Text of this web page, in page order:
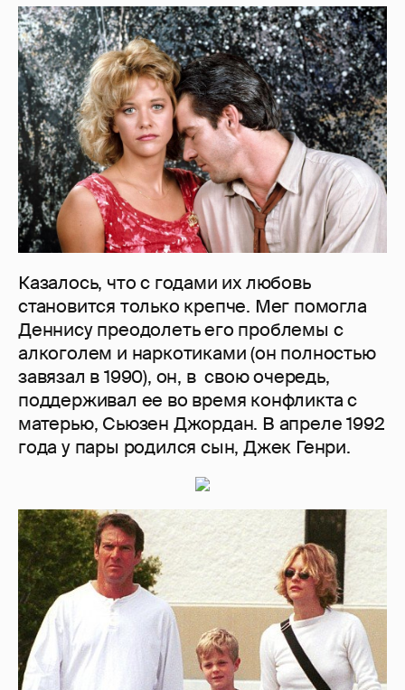
Казалось, что с годами их любовь
становится только крепче. Мег помогла
Деннису преодолеть его проблемы с
алкоголем и наркотиками (он полностью
завязал в 1990), он, в свою очередь,
поддерживал ее во время конфликта с
матерью, Сьюзен Джордан. В апреле 1992
года у пары родился сын, Джек Генри.